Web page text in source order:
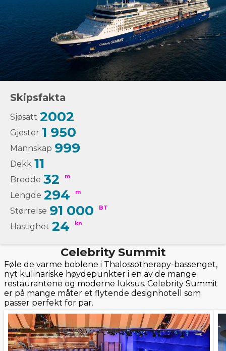
Skipsfakta
Sjøsatt 2002
Gjester 1 950
Mannskap 999
Dekk 11
Bredde 32 m
Lengde 294 m
Størrelse 91 000 BT
Hastighet 24 kn
Celebrity Summit
Føle de varme boblene i Thalossotherapy-bassenget,
nyt kulinariske høydepunkter i en av de mange
restaurantene og moderne luksus. Celebrity Summit
er på mange måter et flytende designhotell som
passer perfekt for par.